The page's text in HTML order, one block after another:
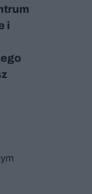
i